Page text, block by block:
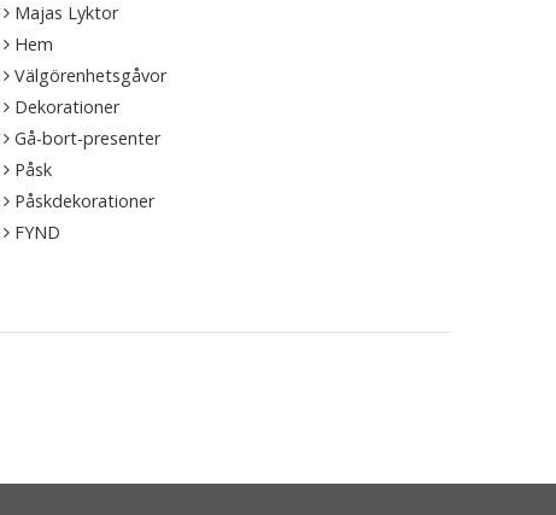
Majas Lyktor
Hem
Välgörenhetsgåvor
Dekorationer
Gå-bort-presenter
Påsk
Påskdekorationer
FYND